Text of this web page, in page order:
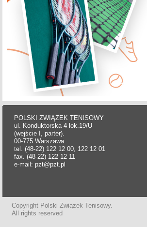
POLSKI ZWIĄZEK TENISOWY
ul. Konduktorska 4 lok.19/U
(wejście I, parter).
00-775 Warszawa
tel. (48-22) 122 12 00, 122 12 01
fax. (48-22) 122 12 11
e-mail: pzt@pzt.pl
Copyright Polski Związek Tenisowy.
All rights reserved